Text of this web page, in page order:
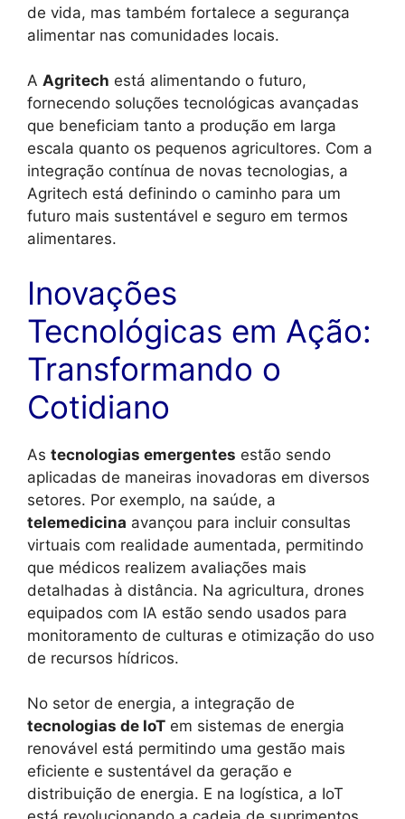
de vida, mas também fortalece a segurança
alimentar nas comunidades locais.
A Agritech está alimentando o futuro,
fornecendo soluções tecnológicas avançadas
que beneficiam tanto a produção em larga
escala quanto os pequenos agricultores. Com a
integração contínua de novas tecnologias, a
Agritech está definindo o caminho para um
futuro mais sustentável e seguro em termos
alimentares.
Inovações
Tecnológicas em Ação:
Transformando o
Cotidiano
As tecnologias emergentes estão sendo
aplicadas de maneiras inovadoras em diversos
setores. Por exemplo, na saúde, a
telemedicina avançou para incluir consultas
virtuais com realidade aumentada, permitindo
que médicos realizem avaliações mais
detalhadas à distância. Na agricultura, drones
equipados com IA estão sendo usados para
monitoramento de culturas e otimização do uso
de recursos hídricos.
No setor de energia, a integração de
tecnologias de IoT em sistemas de energia
renovável está permitindo uma gestão mais
eficiente e sustentável da geração e
distribuição de energia. E na logística, a IoT